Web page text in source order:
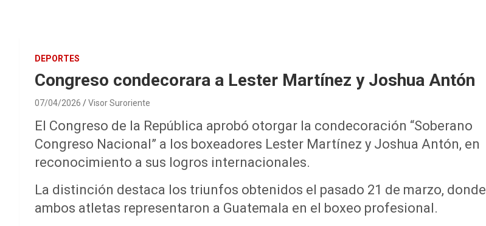
DEPORTES
Congreso condecorara a Lester Martínez y Joshua Antón
07/04/2026 Visor Suroriente
El Congreso de la República aprobó otorgar la condecoración “Soberano
Congreso Nacional” a los boxeadores Lester Martínez y Joshua Antón, en
reconocimiento a sus logros internacionales.
La distinción destaca los triunfos obtenidos el pasado 21 de marzo, donde
ambos atletas representaron a Guatemala en el boxeo profesional.